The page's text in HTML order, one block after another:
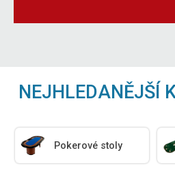
NEJHLEDANĚJŠÍ
Pokerové stoly